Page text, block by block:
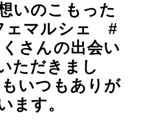
いのこもった
ェマルシェ #
さんの出会い
ただきまし
いつもありが
ます。